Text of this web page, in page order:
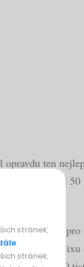
ten
o 25 až
uvedl pro
navíc v Netflixu
stránek,
stránek,